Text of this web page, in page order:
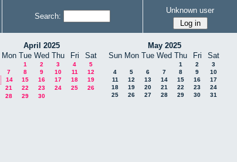
Search:
Unknown user
April 2025
Mon Tue Wed Thu Fri Sat
1 2 3 4
5
7 8 9 10 11
12
14 15 16 17 18
19
21 22 23 24 25
26
28 29 30
May 2025
Sun Mon Tue Wed Thu Fri Sat
1 2
3
4
5 6 7 8 9
10
11
12 13 14 15 16
17
18
19 20 21 22 23
24
25
26 27 28 29 30 31